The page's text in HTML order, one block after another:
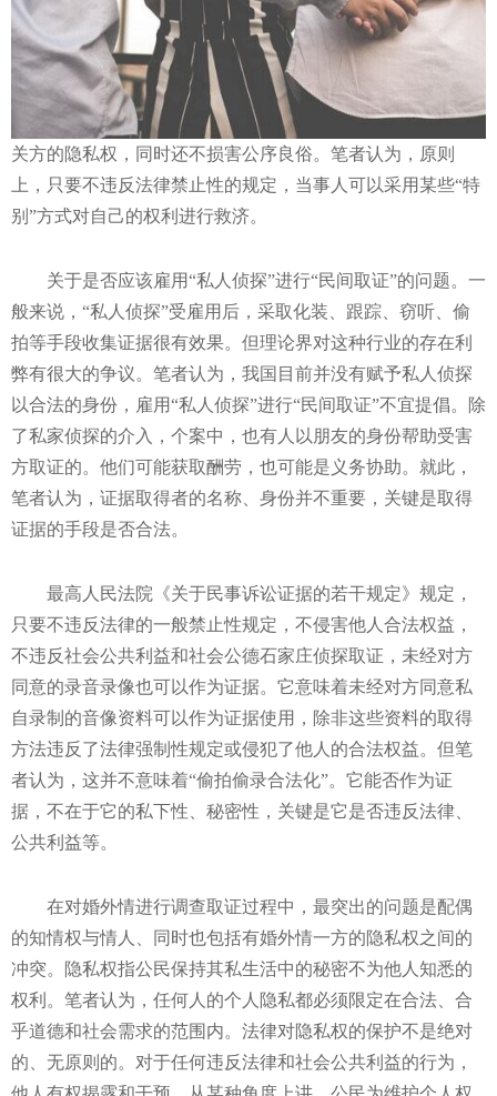
关方的隐私权，同时还不损害公序良俗。笔者认为，原则
上，只要不违反法律禁止性的规定，当事人可以采用某些“特
别”方式对自己的权利进行救济。
关于是否应该雇用“私人侦探”进行“民间取证”的问题。一
般来说，“私人侦探”受雇用后，采取化装、跟踪、窃听、偷
拍等手段收集证据很有效果。但理论界对这种行业的存在利
弊有很大的争议。笔者认为，我国目前并没有赋予私人侦探
以合法的身份，雇用“私人侦探”进行“民间取证”不宜提倡。除
了私家侦探的介入，个案中，也有人以朋友的身份帮助受害
方取证的。他们可能获取酬劳，也可能是义务协助。就此，
笔者认为，证据取得者的名称、身份并不重要，关键是取得
证据的手段是否合法。
最高人民法院《关于民事诉讼证据的若干规定》规定，
只要不违反法律的一般禁止性规定，不侵害他人合法权益，
不违反社会公共利益和社会公德石家庄侦探取证，未经对方
同意的录音录像也可以作为证据。它意味着未经对方同意私
自录制的音像资料可以作为证据使用，除非这些资料的取得
方法违反了法律强制性规定或侵犯了他人的合法权益。但笔
者认为，这并不意味着“偷拍偷录合法化”。它能否作为证
据，不在于它的私下性、秘密性，关键是它是否违反法律、
公共利益等。
在对婚外情进行调查取证过程中，最突出的问题是配偶
的知情权与情人、同时也包括有婚外情一方的隐私权之间的
冲突。隐私权指公民保持其私生活中的秘密不为他人知悉的
权利。笔者认为，任何人的个人隐私都必须限定在合法、合
乎道德和社会需求的范围内。法律对隐私权的保护不是绝对
的、无原则的。对于任何违反法律和社会公共利益的行为，